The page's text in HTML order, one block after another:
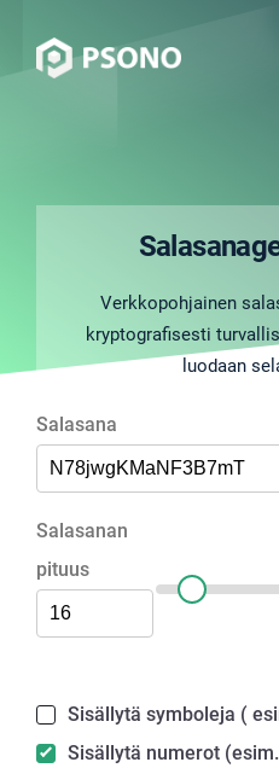
Verkkopohjainen
kryptografisesti
luodaan
Salasana
Salasanan
pituus
Sisällytä symboleja (
Sisällytä numerot